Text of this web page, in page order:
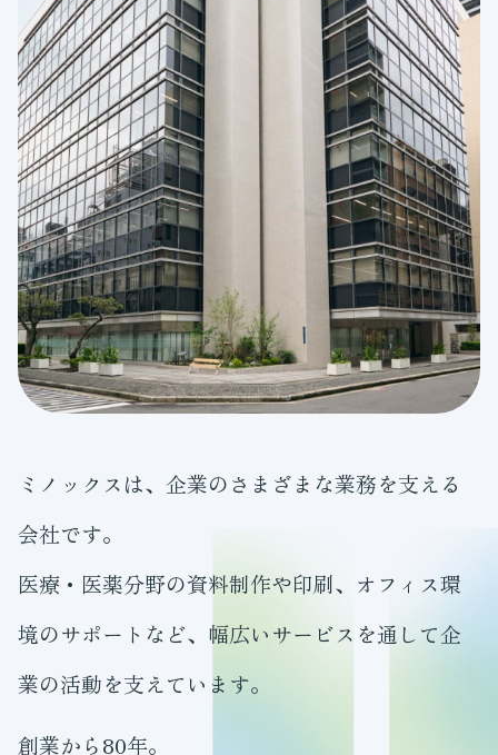
ミノックスは、企業のさまざまな業務を支える
会社です。
医療・医薬分野の資料制作や印刷、オフィス環
境のサポートなど、幅広いサービスを通して企
業の活動を支えています。
創業から80年。